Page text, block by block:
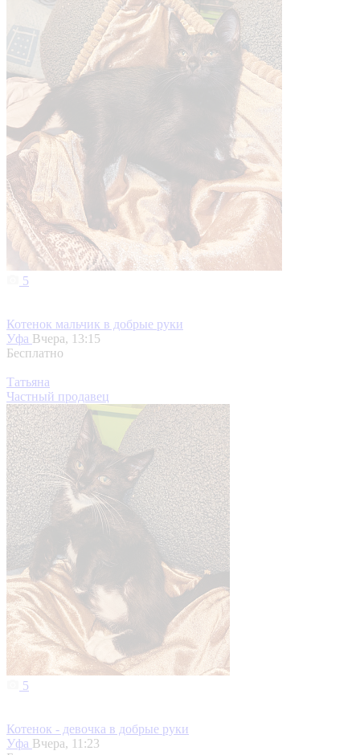
5
Котенок мальчик в добрые руки
Уфа Вчера, 13:15
Бесплатно
Татьяна
Частный продавец
5
Котенок - девочка в добрые руки
Уфа Вчера, 11:23